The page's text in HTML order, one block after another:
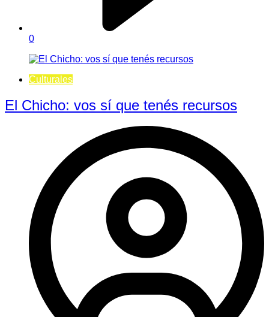
0
Culturales
El Chicho: vos sí que tenés recursos